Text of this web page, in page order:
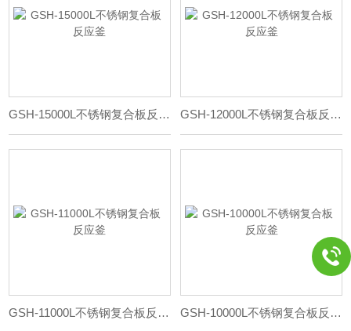
GSH-15000L不锈钢复合板反应釜 GSH-12000L不锈钢复合板反应釜
GSH-11000L不锈钢复合板反应釜 GSH-10000L不锈钢复合板反应釜